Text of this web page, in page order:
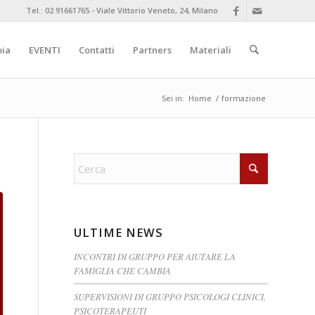
Tel.: 02.91661765 - Viale Vittorio Veneto, 24, Milano
EVENTI Contatti Partners Materiali
Sei in: Home / formazione
ULTIME NEWS
INCONTRI DI GRUPPO PER AIUTARE LA
FAMIGLIA CHE CAMBIA
SUPERVISIONI DI GRUPPO PSICOLOGI CLINICI,
PSICOTERAPEUTI